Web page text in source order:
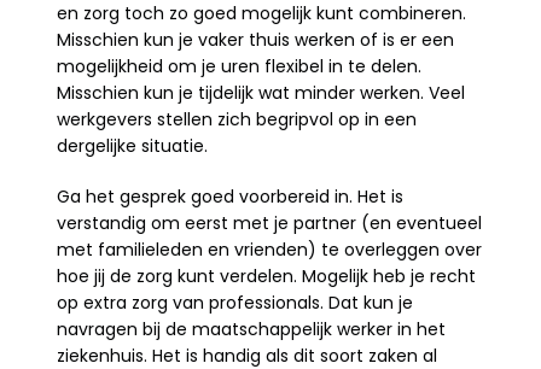
en zorg toch zo goed mogelijk kunt combineren.
Misschien kun je vaker thuis werken of is er een
mogelijkheid om je uren flexibel in te delen.
Misschien kun je tijdelijk wat minder werken. Veel
werkgevers stellen zich begripvol op in een
dergelijke situatie.
Ga het gesprek goed voorbereid in. Het is
verstandig om eerst met je partner (en eventueel
met familieleden en vrienden) te overleggen over
hoe jij de zorg kunt verdelen. Mogelijk heb je recht
op extra zorg van professionals. Dat kun je
navragen bij de maatschappelijk werker in het
ziekenhuis. Het is handig als dit soort zaken al